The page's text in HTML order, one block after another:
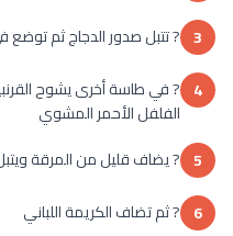
3 ? تتبل صدور الدجاج ثم
4 ? في طاسة أخرى يشوح
الفلفل الأحمر المشوي
5 ? يضاف قليل من المرقة
6 ? ثم تضاف الكريمة اللباني